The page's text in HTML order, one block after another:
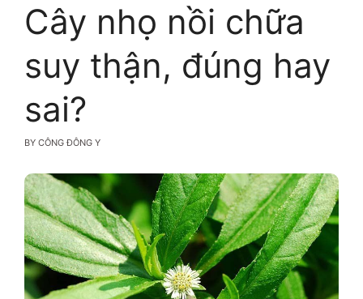
Cây nhọ nồi chữa
suy thận, đúng hay
sai?
BY CÔNG ĐÔNG Y